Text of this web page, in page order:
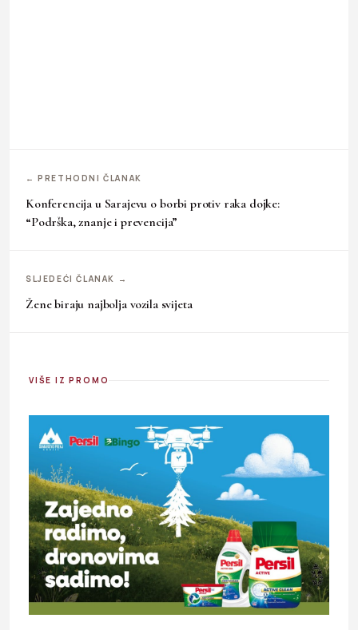
← PRETHODNI ČLANAK
Konferencija u Sarajevu o borbi protiv raka dojke:
“Podrška, znanje i prevencija”
SLJEDEĆI ČLANAK →
Žene biraju najbolja vozila svijeta
VIŠE IZ PROMO